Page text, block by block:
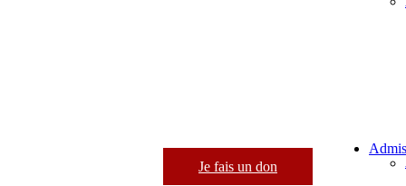
Je fais un don